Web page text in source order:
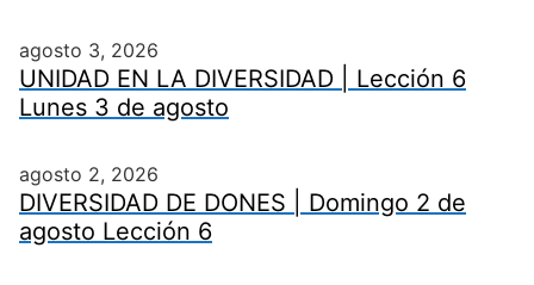
agosto 3, 2026
UNIDAD EN LA DIVERSIDAD | Lección 6
Lunes 3 de agosto
agosto 2, 2026
DIVERSIDAD DE DONES | Domingo 2 de
agosto Lección 6